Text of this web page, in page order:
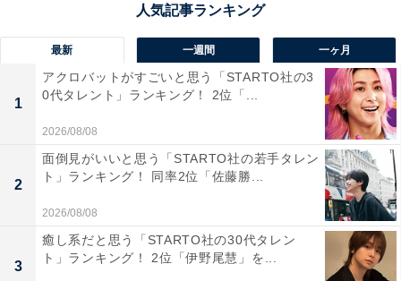
志」の校是を掲げています。
文武両道を体現しており、全国大会で活躍する部活動も
多数。生徒主体の行事も活気があり、前夜祭、文化祭、
体育祭で構成された「西高祭」は例年大いに盛り上がり
ます。
回答コメントでは「部活の大会で見たことがあるから」
（30代女性／兵庫県）、「校風がそんな印象」（30代女
性／福岡県）、「よく総体などで学校名をきく」（30代
回答しない／その他）などの声が集まりました。
最新 一週間 一ヶ月
1
アクロバットがすごいと思う「STARTO社の3
0代タレント」ランキング！ 2位「...
2026/08/08
2
面倒見がいいと思う「STARTO社の若手タレン
ト」ランキング！ 同率2位「佐藤勝...
2026/08/08
3
癒し系だと思う「STARTO社の30代タレン
ト」ランキング！ 2位「伊野尾慧」を...